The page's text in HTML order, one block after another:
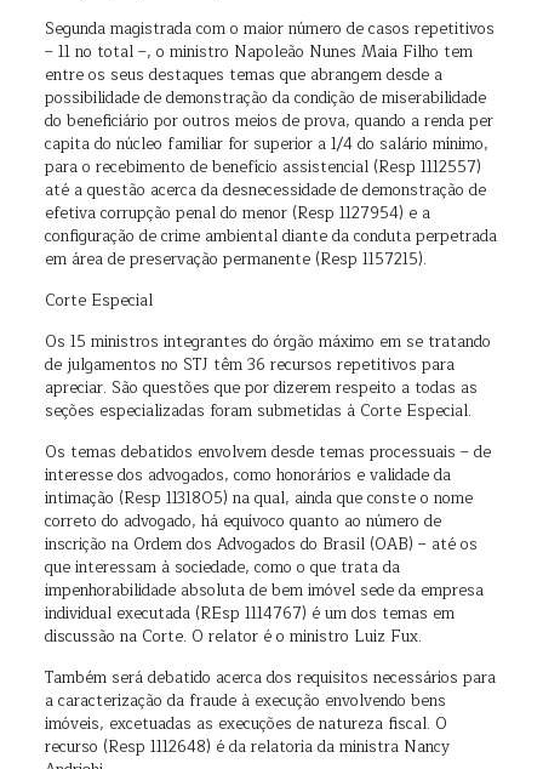
Segunda magistrada com o maior número de casos repetitivos
– 11 no total –, o ministro Napoleão Nunes Maia Filho tem
entre os seus destaques temas que abrangem desde a
possibilidade de demonstração da condição de miserabilidade
do beneficiário por outros meios de prova, quando a renda per
capita do núcleo familiar for superior a 1/4 do salário mínimo,
para o recebimento de benefício assistencial (Resp 1112557)
até a questão acerca da desnecessidade de demonstração de
efetiva corrupção penal do menor (Resp 1127954) e a
configuração de crime ambiental diante da conduta perpetrada
em área de preservação permanente (Resp 1157215).
Corte Especial
Os 15 ministros integrantes do órgão máximo em se tratando
de julgamentos no STJ têm 36 recursos repetitivos para
apreciar. São questões que por dizerem respeito a todas as
seções especializadas foram submetidas à Corte Especial.
Os temas debatidos envolvem desde temas processuais – de
interesse dos advogados, como honorários e validade da
intimação (Resp 1131805) na qual, ainda que conste o nome
correto do advogado, há equívoco quanto ao número de
inscrição na Ordem dos Advogados do Brasil (OAB) – até os
que interessam à sociedade, como o que trata da
impenhorabilidade absoluta de bem imóvel sede da empresa
individual executada (REsp 1114767) é um dos temas em
discussão na Corte. O relator é o ministro Luiz Fux.
Também será debatido acerca dos requisitos necessários para
a caracterização da fraude à execução envolvendo bens
imóveis, excetuadas as execuções de natureza fiscal. O
recurso (Resp 1112648) é da relatoria da ministra Nancy